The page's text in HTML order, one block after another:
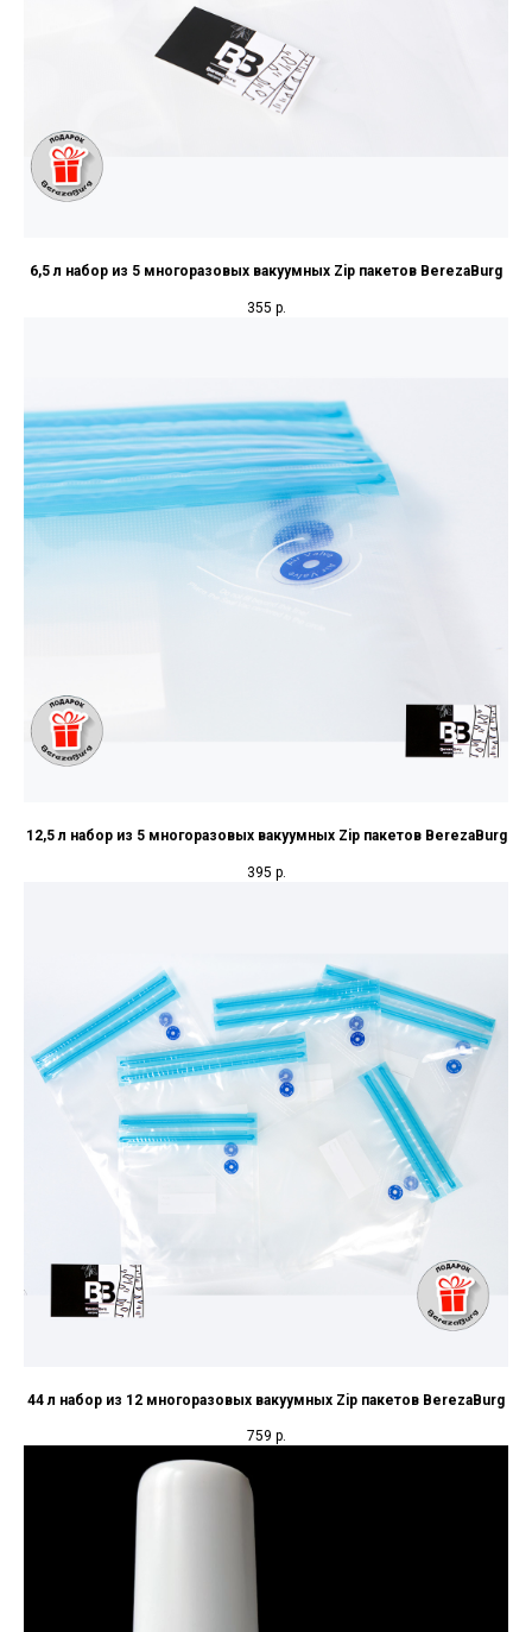
6,5 л набор из 5 многоразовых вакуумных Zip пакетов BerezaBurg
355 р.
12,5 л набор из 5 многоразовых вакуумных Zip пакетов BerezaBurg
395 р.
44 л набор из 12 многоразовых вакуумных Zip пакетов BerezaBurg
759 р.